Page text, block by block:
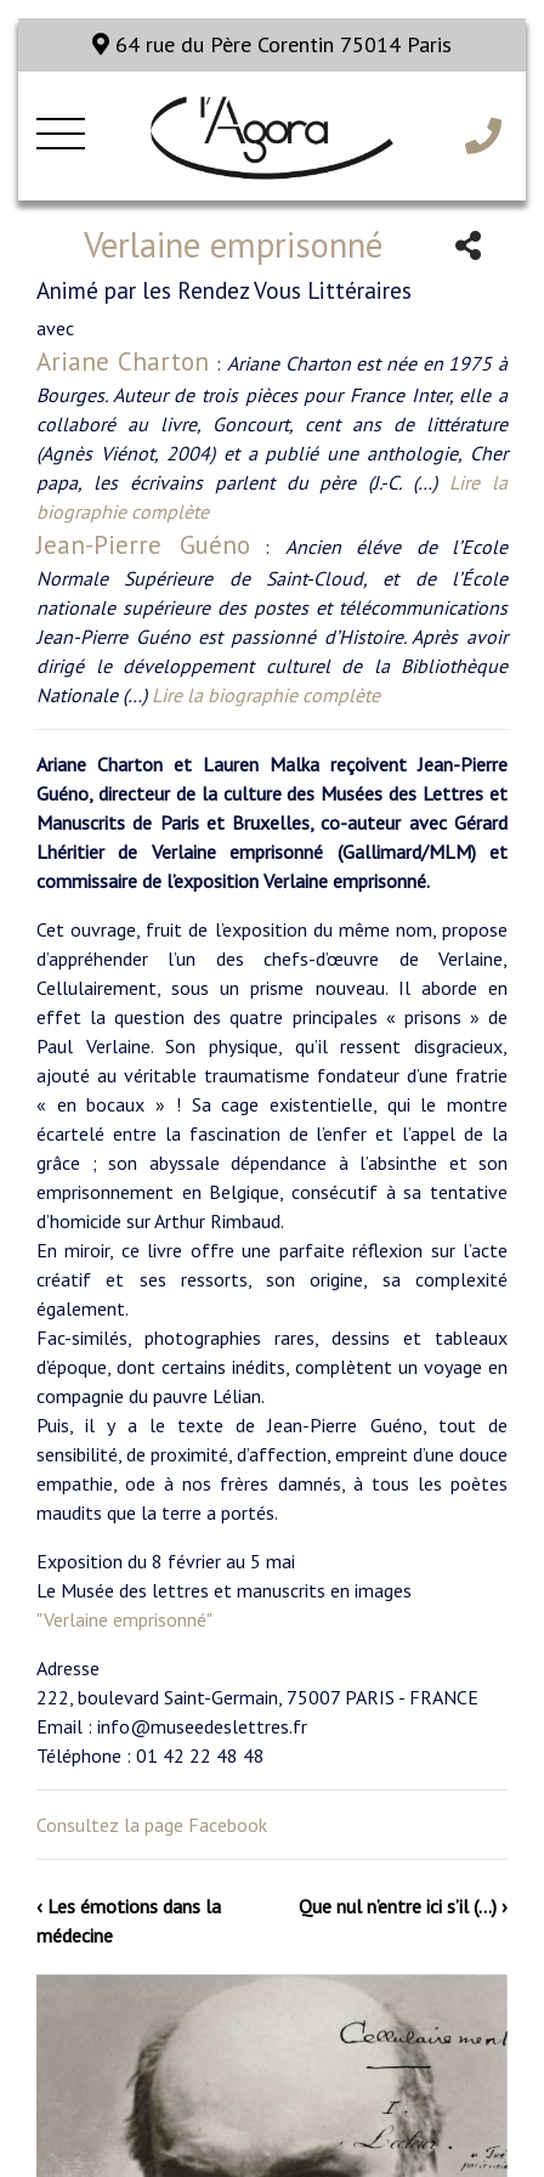
64 rue du Père Corentin 75014 Paris
Verlaine emprisonné
Animé par les Rendez Vous Littéraires
avec
Ariane Charton :Ariane Charton est née en 1975 à
Bourges. Auteur de trois pièces pour France Inter, elle a
collaboré au livre, Goncourt, cent ans de littérature
(Agnès Viénot, 2004) et a publié une anthologie, Cher
papa, les écrivains parlent du père (J.-C. (…) Lire la
biographie complète
Jean-Pierre Guéno : Ancien éléve de l’Ecole
Normale Supérieure de Saint-Cloud, et de l’École
nationale supérieure des postes et télécommunications
Jean-Pierre Guéno est passionné d’Histoire. Après avoir
dirigé le développement culturel de la Bibliothèque
Nationale (…) Lire la biographie complète
Ariane Charton et Lauren Malka reçoivent Jean-Pierre
Guéno, directeur de la culture des Musées des Lettres et
Manuscrits de Paris et Bruxelles, co-auteur avec Gérard
Lhéritier de Verlaine emprisonné (Gallimard/MLM) et
commissaire de l’exposition Verlaine emprisonné.
Cet ouvrage, fruit de l’exposition du même nom, propose
d’appréhender l’un des chefs-d’œuvre de Verlaine,
Cellulairement, sous un prisme nouveau. Il aborde en
effet la question des quatre principales « prisons » de
Paul Verlaine. Son physique, qu’il ressent disgracieux,
ajouté au véritable traumatisme fondateur d’une fratrie
« en bocaux » ! Sa cage existentielle, qui le montre
écartelé entre la fascination de l’enfer et l’appel de la
grâce ; son abyssale dépendance à l’absinthe et son
emprisonnement en Belgique, consécutif à sa tentative
d’homicide sur Arthur Rimbaud.
En miroir, ce livre offre une parfaite réflexion sur l’acte
créatif et ses ressorts, son origine, sa complexité
également.
Fac-similés, photographies rares, dessins et tableaux
d’époque, dont certains inédits, complètent un voyage en
compagnie du pauvre Lélian.
Puis, il y a le texte de Jean-Pierre Guéno, tout de
sensibilité, de proximité, d’affection, empreint d’une douce
empathie, ode à nos frères damnés, à tous les poètes
maudits que la terre a portés.
Exposition du 8 février au 5 mai
Le Musée des lettres et manuscrits en images
"Verlaine emprisonné"
Adresse
222, boulevard Saint-Germain, 75007 PARIS - FRANCE
Email : info@museedeslettres.fr
Téléphone : 01 42 22 48 48
Consultez la page Facebook
‹ Les émotions dans la
médecine
Que nul n’entre ici s’il (…) ›